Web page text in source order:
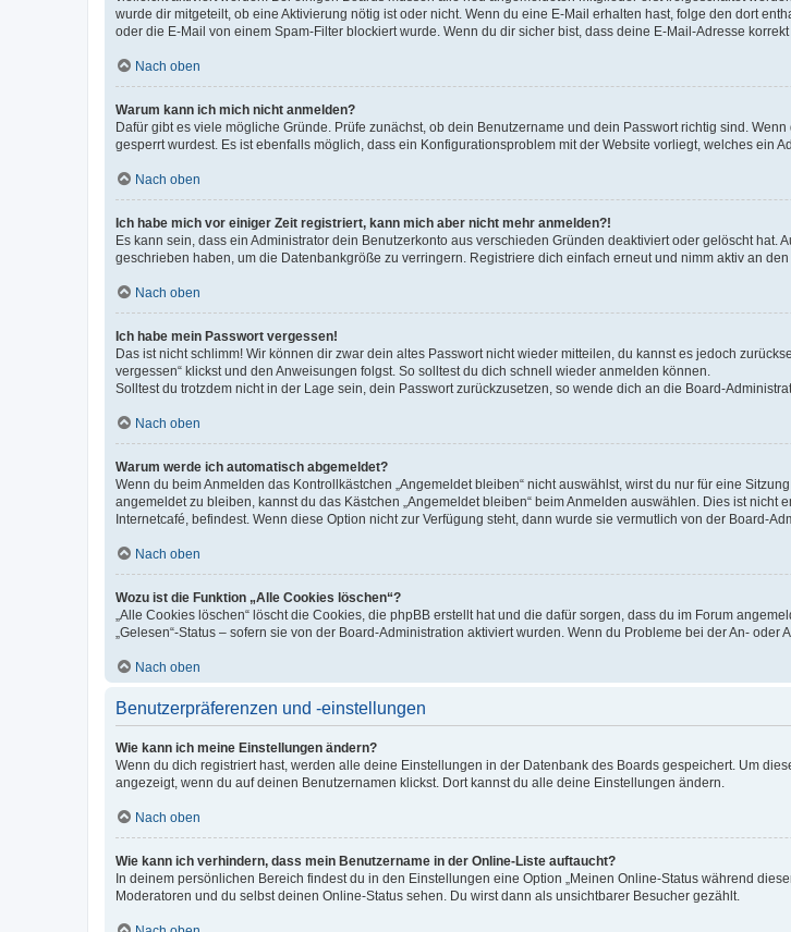
wurde dir mitgeteilt, ob eine Aktivierung nötig ist oder nicht. Wenn du eine E-Mail erhalten hast, folge den dort
oder die E-Mail von einem Spam-Filter blockiert wurde. Wenn du dir sicher bist, dass deine E-Mail-Adresse
Nach oben
Warum kann ich mich nicht anmelden?
Dafür gibt es viele mögliche Gründe. Prüfe zunächst, ob dein Benutzername und dein Passwort richtig sind.
gesperrt wurdest. Es ist ebenfalls möglich, dass ein Konfigurationsproblem mit der Website vorliegt, welches ein
Nach oben
Ich habe mich vor einiger Zeit registriert, kann mich aber nicht mehr anmelden?!
Es kann sein, dass ein Administrator dein Benutzerkonto aus verschieden Gründen deaktiviert oder gelöscht
geschrieben haben, um die Datenbankgröße zu verringern. Registriere dich einfach erneut und nimm aktiv an
Nach oben
Ich habe mein Passwort vergessen!
Das ist nicht schlimm! Wir können dir zwar dein altes Passwort nicht wieder mitteilen, du kannst es jedoch
vergessen“ klickst und den Anweisungen folgst. So solltest du dich schnell wieder anmelden können.
Solltest du trotzdem nicht in der Lage sein, dein Passwort zurückzusetzen, so wende dich an die Board-
Nach oben
Warum werde ich automatisch abgemeldet?
Wenn du beim Anmelden das Kontrollkästchen „Angemeldet bleiben“ nicht auswählst, wirst du nur für eine
angemeldet zu bleiben, kannst du das Kästchen „Angemeldet bleiben“ beim Anmelden auswählen. Dies ist
Internetcafé, befindest. Wenn diese Option nicht zur Verfügung steht, dann wurde sie vermutlich von der Board-
Nach oben
Wozu ist die Funktion „Alle Cookies löschen“?
„Alle Cookies löschen“ löscht die Cookies, die phpBB erstellt hat und die dafür sorgen, dass du im Forum
„Gelesen“-Status – sofern sie von der Board-Administration aktiviert wurden. Wenn du Probleme bei der An-
Nach oben
Benutzerpräferenzen und -einstellungen
Wie kann ich meine Einstellungen ändern?
Wenn du dich registriert hast, werden alle deine Einstellungen in der Datenbank des Boards gespeichert. Um
angezeigt, wenn du auf deinen Benutzernamen klickst. Dort kannst du alle deine Einstellungen ändern.
Nach oben
Wie kann ich verhindern, dass mein Benutzername in der Online-Liste auftaucht?
In deinem persönlichen Bereich findest du in den Einstellungen eine Option „Meinen Online-Status während
Moderatoren und du selbst deinen Online-Status sehen. Du wirst dann als unsichtbarer Besucher gezählt.